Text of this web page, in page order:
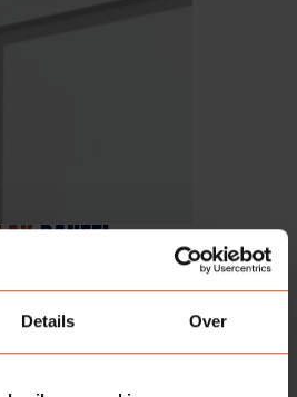
Details Over
PANEEL
PROFIELEN